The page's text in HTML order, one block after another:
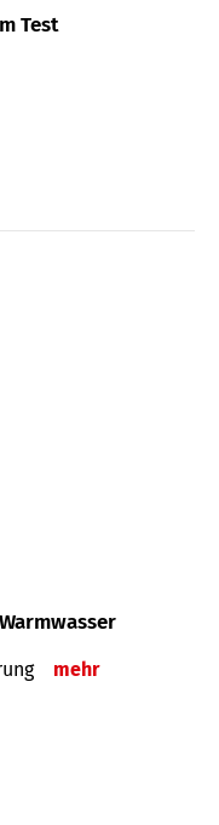
Test
mehr